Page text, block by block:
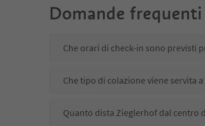
Domande frequenti
Che orari di check-in sono previsti
Che tipo di colazione viene servita
Quanto dista Zieglerhof dal centro